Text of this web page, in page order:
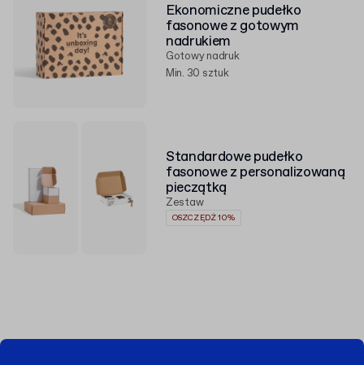
Ekonomiczne pudełko
fasonowe z gotowym
nadrukiem
Gotowy nadruk
Min. 30 sztuk
Standardowe pudełko
fasonowe z personalizowaną
pieczątką
Zestaw
OSZCZĘDŹ 10%